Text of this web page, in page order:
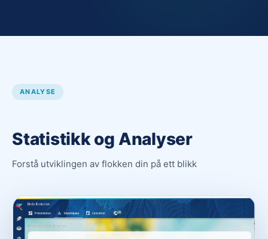
ANALYSE
Statistikk og Analyser
Forstå utviklingen av flokken din på ett blikk